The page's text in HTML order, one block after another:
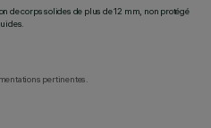
de corps solides de plus de 12 mm, non protégé
pertinentes.